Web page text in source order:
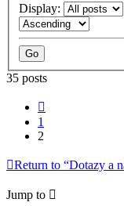
Display:
35 posts
1
2
Return to “Dotazy a
Jump to